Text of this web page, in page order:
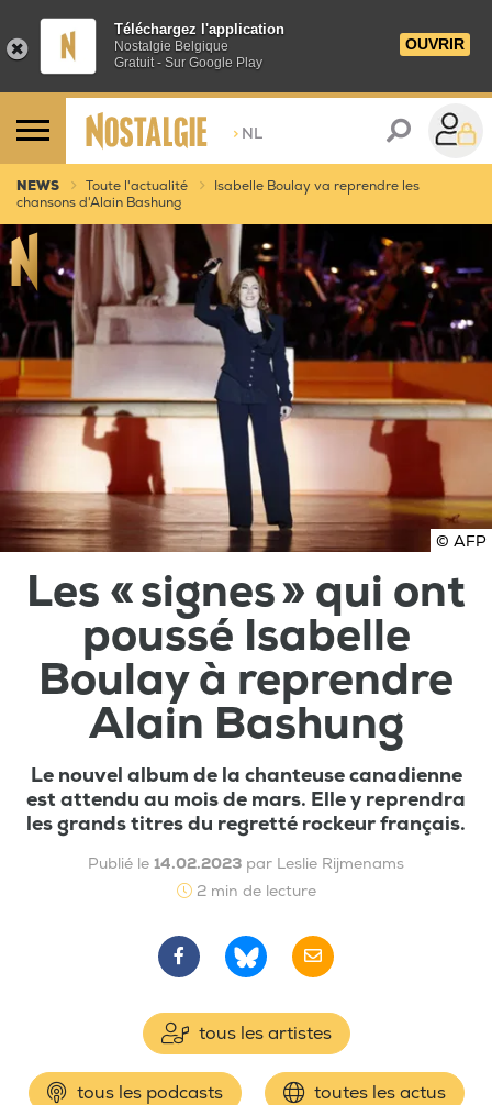
Téléchargez l'application
Nostalgie Belgique
Gratuit - Sur Google Play
OUVRIR
> NL
NEWS Toute l'actualité
Isabelle Boulay va reprendre les
chansons d'Alain Bashung
© AFP
Les « signes » qui ont
poussé Isabelle
Boulay à reprendre
Alain Bashung
Le nouvel album de la chanteuse canadienne
est attendu au mois de mars. Elle y reprendra
les grands titres du regretté rockeur français.
Publié le 14.02.2023 par Leslie Rijmenams
2 min de lecture
tous les artistes
tous les podcasts toutes les actus